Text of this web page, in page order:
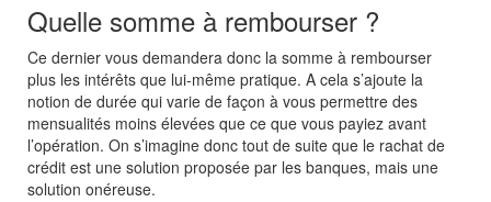
Quelle somme à rembourser ?
Ce dernier vous demandera donc la somme à rembourser
plus les intérêts que lui-même pratique. A cela s’ajoute la
notion de durée qui varie de façon à vous permettre des
mensualités moins élevées que ce que vous payiez avant
l’opération. On s’imagine donc tout de suite que le rachat de
crédit est une solution proposée par les banques, mais une
solution onéreuse.